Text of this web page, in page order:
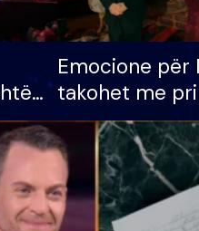
për
Emocione për
takohet me
vajzën dhe
S’kemi
apo jo?